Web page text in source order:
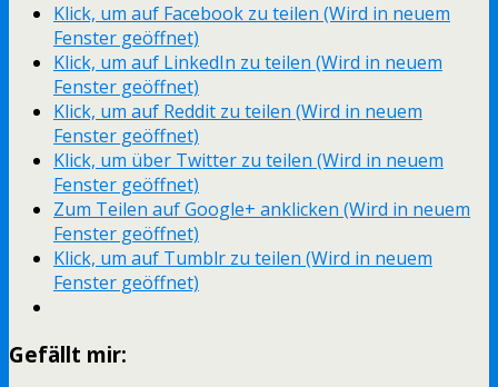
Klick, um auf Facebook zu teilen (Wird in neuem
Fenster geöffnet)
Klick, um auf LinkedIn zu teilen (Wird in neuem
Fenster geöffnet)
Klick, um auf Reddit zu teilen (Wird in neuem
Fenster geöffnet)
Klick, um über Twitter zu teilen (Wird in neuem
Fenster geöffnet)
Zum Teilen auf Google+ anklicken (Wird in neuem
Fenster geöffnet)
Klick, um auf Tumblr zu teilen (Wird in neuem
Fenster geöffnet)
Gefällt mir: